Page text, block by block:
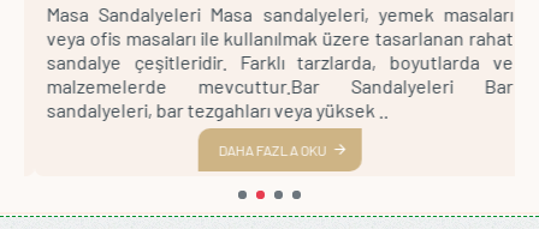
Masa Sandalyeleri Masa sandalyeleri, yemek masaları
veya ofis masaları ile kullanılmak üzere tasarlanan rahat
sandalye çeşitleridir. Farklı tarzlarda, boyutlarda ve
malzemelerde mevcuttur.Bar Sandalyeleri Bar
sandalyeleri, bar tezgahları veya yüksek ..
DAHA FAZLA OKU